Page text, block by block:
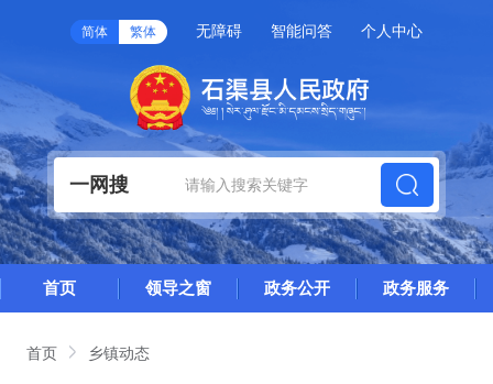
简体 繁体 无障碍 智能问答 个人中心
一网搜
首页 领导之窗 政务公开 政务服务
首页 乡镇动态